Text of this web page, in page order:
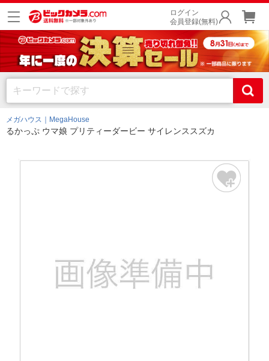
ログイン
会員登録(無料)
メガハウス｜MegaHouse
るかっぷ ウマ娘 プリティーダービー サイレンススズカ